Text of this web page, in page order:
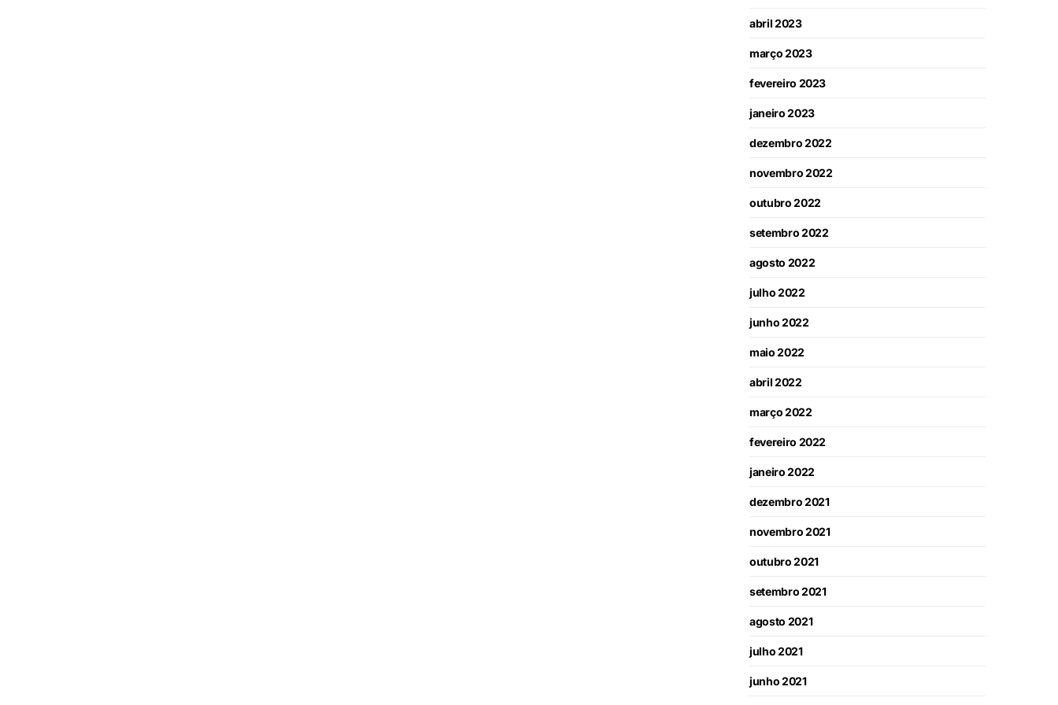
abril 2023
março 2023
fevereiro 2023
janeiro 2023
dezembro 2022
novembro 2022
outubro 2022
setembro 2022
agosto 2022
julho 2022
junho 2022
maio 2022
abril 2022
março 2022
fevereiro 2022
janeiro 2022
dezembro 2021
novembro 2021
outubro 2021
setembro 2021
agosto 2021
julho 2021
junho 2021